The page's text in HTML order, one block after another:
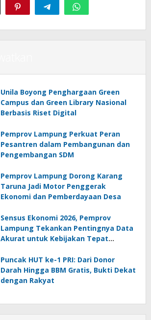
Unila Boyong Penghargaan Green
Campus dan Green Library Nasional
Berbasis Riset Digital
Pemprov Lampung Perkuat Peran
Pesantren dalam Pembangunan dan
Pengembangan SDM
Pemprov Lampung Dorong Karang
Taruna Jadi Motor Penggerak
Ekonomi dan Pemberdayaan Desa
Sensus Ekonomi 2026, Pemprov
Lampung Tekankan Pentingnya Data
Akurat untuk Kebijakan Tepat
Puncak HUT ke-1 PRI: Dari Donor
Darah Hingga BBM Gratis, Bukti Dekat
dengan Rakyat